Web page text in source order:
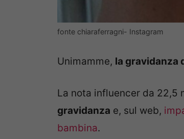
fonte chiaraferragni- Instagram
Unimamme, la gravidanza
La nota influencer da 22,5
gravidanza e, sul web,
bambina.